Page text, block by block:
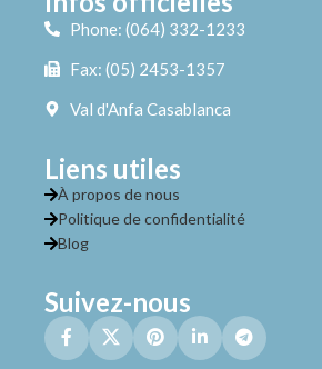
Phone: (064) 332-1233
Fax: (05) 2453-1357
Val d'Anfa Casablanca
Liens utiles
À propos de nous
Politique de confidentialité
Blog
Suivez-nous